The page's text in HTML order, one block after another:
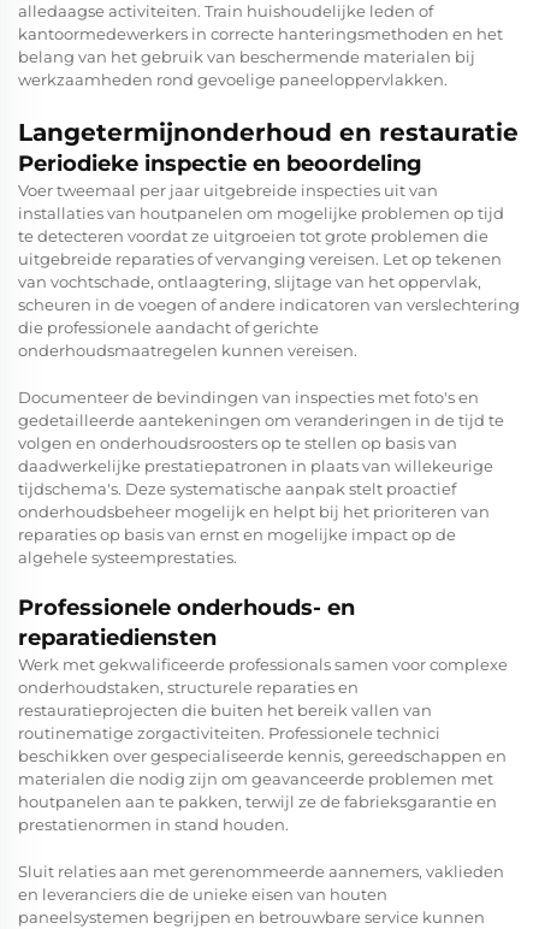
alledaagse activiteiten. Train huishoudelijke leden of
kantoormedewerkers in correcte hanteringsmethoden en het
belang van het gebruik van beschermende materialen bij
werkzaamheden rond gevoelige paneeloppervlakken.
Langetermijnonderhoud en restauratie
Periodieke inspectie en beoordeling
Voer tweemaal per jaar uitgebreide inspecties uit van
installaties van houtpanelen om mogelijke problemen op tijd
te detecteren voordat ze uitgroeien tot grote problemen die
uitgebreide reparaties of vervanging vereisen. Let op tekenen
van vochtschade, ontlaagtering, slijtage van het oppervlak,
scheuren in de voegen of andere indicatoren van verslechtering
die professionele aandacht of gerichte
onderhoudsmaatregelen kunnen vereisen.
Documenteer de bevindingen van inspecties met foto's en
gedetailleerde aantekeningen om veranderingen in de tijd te
volgen en onderhoudsroosters op te stellen op basis van
daadwerkelijke prestatiepatronen in plaats van willekeurige
tijdschema's. Deze systematische aanpak stelt proactief
onderhoudsbeheer mogelijk en helpt bij het prioriteren van
reparaties op basis van ernst en mogelijke impact op de
algehele systeemprestaties.
Professionele onderhouds- en
reparatiediensten
Werk met gekwalificeerde professionals samen voor complexe
onderhoudstaken, structurele reparaties en
restauratieprojecten die buiten het bereik vallen van
routinematige zorgactiviteiten. Professionele technici
beschikken over gespecialiseerde kennis, gereedschappen en
materialen die nodig zijn om geavanceerde problemen met
houtpanelen aan te pakken, terwijl ze de fabrieksgarantie en
prestatienormen in stand houden.
Sluit relaties aan met gerenommeerde aannemers, vaklieden
en leveranciers die de unieke eisen van houten
paneelsystemen begrijpen en betrouwbare service kunnen